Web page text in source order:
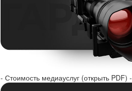
- Стоимость медиауслуг (открыть PDF) -